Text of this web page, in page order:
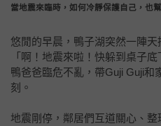
當地震來臨時，如何冷靜保護自己，也
悠閒的早晨，鴨子湖突然一陣
「啊！地震來啦！快躲到桌子
鴨爸爸臨危不亂，帶Guji Guji和
刻。
地震剛停，鄰居們互道關心、整